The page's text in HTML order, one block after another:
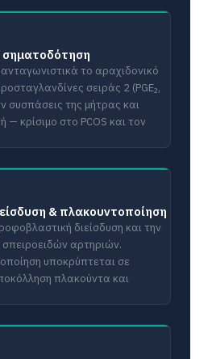
ανταγωνιστικά το αραχιδονικό
σειράς 2 (PGE₂,
συσπάσεις της μήτρας και
— κρίσιμο στο PCOS και τον
& πλακουντοποίηση
διείσδυση και την
αρτηριών.
υποκρύπτεται σε
πλακούντα και